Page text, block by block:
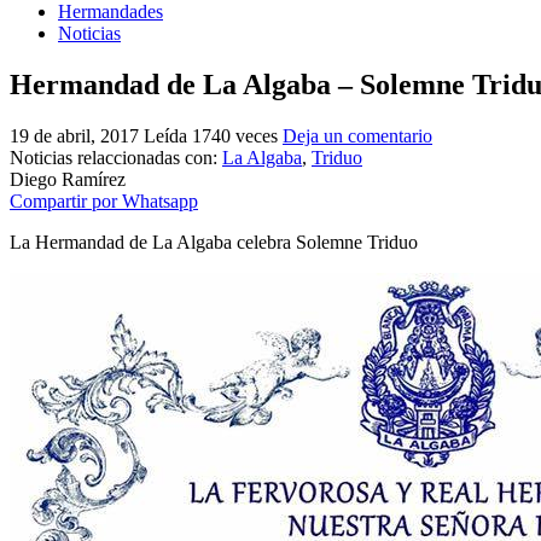
Hermandades
Noticias
Hermandad de La Algaba – Solemne
19 de abril, 2017 Leída 1740 veces Deja un comentario
Noticias relaccionadas con: La Algaba, Triduo
Diego Ramírez
Compartir por Whatsapp
La Hermandad de La Algaba celebra Solemne Triduo